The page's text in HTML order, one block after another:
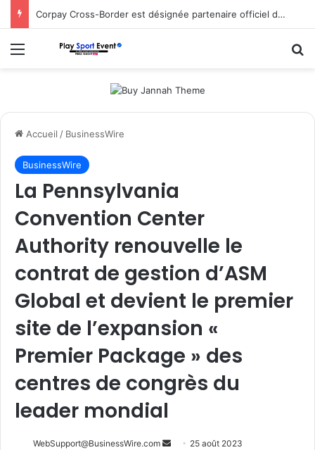
Corpay Cross-Border est désignée partenaire officiel de change d’Ultimate Sevens
Menu
Accueil / BusinessWire
BusinessWire
La Pennsylvania
Convention Center
Authority renouvelle le
contrat de gestion d’ASM
Global et devient le premier
site de l’expansion «
Premier Package » des
centres de congrès du
leader mondial
WebSupport@BusinessWire.com
Envoyer25 août 2023